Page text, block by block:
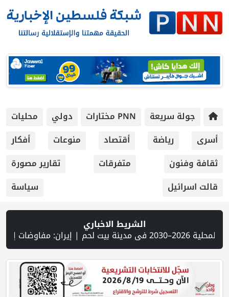
جولة سريعة PNN مختارات دولي
محليات
أسرى
رياضة أقتصاد منوعات
أفكار
ثقافة وفنون
متفرقات
تقارير مصورة
قالت اسرائيل
سياسة
الشريط الاخباري